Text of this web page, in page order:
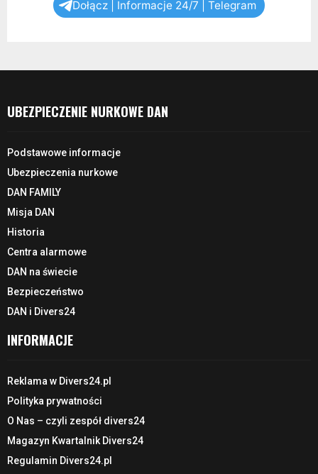
Dołącz | Informacje 24/7 | Telegram
UBEZPIECZENIE NURKOWE DAN
Podstawowe informacje
Ubezpieczenia nurkowe
DAN FAMILY
Misja DAN
Historia
Centra alarmowe
DAN na świecie
Bezpieczeństwo
DAN i Divers24
INFORMACJE
Reklama w Divers24.pl
Polityka prywatności
O Nas – czyli zespół divers24
Magazyn Kwartalnik Divers24
Regulamin Divers24.pl